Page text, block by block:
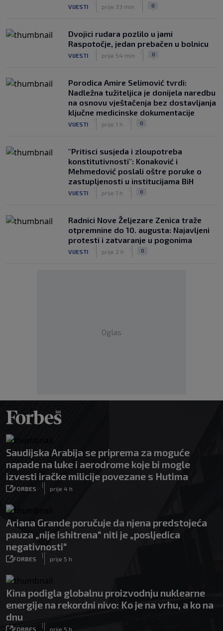
VIJESTI prije 33 min 0
Dvojici rudara pozlilo u jami
Raspotočje, jedan prebačen u bolnicu
VIJESTI prije 54 min 0
Porodica Amire Selimović tvrdi:
Nadležna tužiteljica je donijela naredbu
na osnovu vještačenja bez dostavljanja
ključne medicinske dokumentacije
VIJESTI prije 1 h 0
"Pritisci susjeda i zloupotreba
konstitutivnosti": Konaković i
Mehmedović poslali oštre poruke o
zastupljenosti u institucijama BiH
VIJESTI prije 1 h 0
Radnici Nove Željezare Zenica traže
otpremnine do 10. augusta: Najavljeni
protesti i zatvaranje u pogonima
VIJESTI prije 2 h 0
Oglas
Saudijska Arabija se priprema za moguće
napade na luke i aerodrome koje bi mogle
izvesti iračke milicije povezane s Hutima
FORBES
|
prije 4 h
Ariana Grande poručuje da njena predstojeća
pauza „nije ishitrena“ niti je „posljedica
negativnosti“
FORBES
|
prije 5 h
Kina podigla globalnu proizvodnju nuklearne
energije na rekordni nivo: Ko je na vrhu, a ko na
dnu
FORBES
|
prije 5 h